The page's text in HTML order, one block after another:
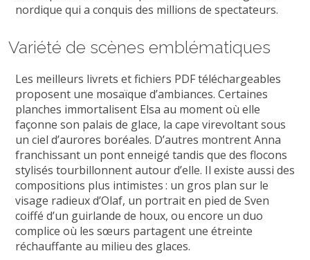
nordique qui a conquis des millions de spectateurs.
Variété de scènes emblématiques
Les meilleurs livrets et fichiers PDF téléchargeables
proposent une mosaïque d’ambiances. Certaines
planches immortalisent Elsa au moment où elle
façonne son palais de glace, la cape virevoltant sous
un ciel d’aurores boréales. D’autres montrent Anna
franchissant un pont enneigé tandis que des flocons
stylisés tourbillonnent autour d’elle. Il existe aussi des
compositions plus intimistes : un gros plan sur le
visage radieux d’Olaf, un portrait en pied de Sven
coiffé d’un guirlande de houx, ou encore un duo
complice où les sœurs partagent une étreinte
réchauffante au milieu des glaces.